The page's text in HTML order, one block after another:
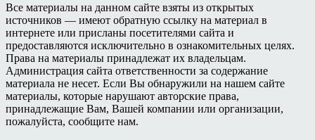
Все материалы на данном сайте взяты из открытых
источников — имеют обратную ссылку на материал в
интернете или присланы посетителями сайта и
предоставляются исключительно в ознакомительных целях.
Права на материалы принадлежат их владельцам.
Администрация сайта ответственности за содержание
материала не несет. Если Вы обнаружили на нашем сайте
материалы, которые нарушают авторские права,
принадлежащие Вам, Вашей компании или организации,
пожалуйста, сообщите нам.